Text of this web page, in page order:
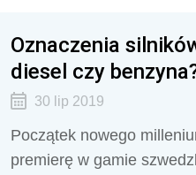
Oznaczenia
diesel czy
30 lip 2019
Początek nowego
premierę w gamie